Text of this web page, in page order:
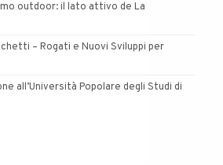
outdoor: il lato attivo de La
– Rogati e Nuovi Sviluppi per
all’Università Popolare degli Studi di